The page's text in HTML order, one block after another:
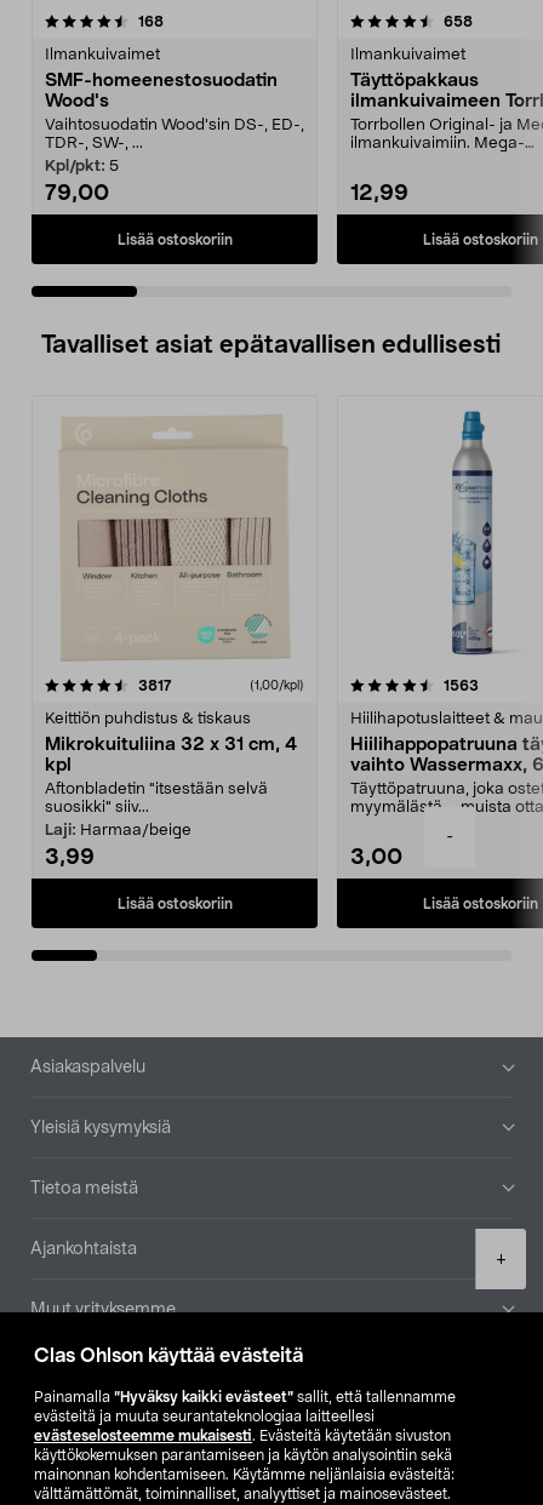
Clas Ohlson käyttää evästeitä
Painamalla ”Hyväksy kaikki evästeet” sallit, että tallennamme
evästeitä ja muuta seurantateknologiaa laitteellesi
evästeselosteemme mukaisesti. Evästeitä käytetään sivuston
käyttökokemuksen parantamiseen ja käytön analysointiin sekä
mainonnan kohdentamiseen. Käytämme neljänlaisia evästeitä:
välttämättömät, toiminnalliset, analyyttiset ja mainosevästeet.
-
+
168arvostelut
Ilmankuivaimet
SMF-homeenestosuodatin
Wood's
Vaihtosuodatin Wood'sin DS-, ED-,
TDR-, SW-, ...
Kpl/pkt: 5
79,00
Lisää ostoskoriin
4.5 viidestä
658arvostelut
Ilmankuivaimet
Täyttöpakkaus
ilmankuivaimeen
4 kpl
Torrbollen Original- ja
ilmankuivaimiin. Mega-
12,99
Lisää ostoskoriin
4.5 viidestä
Tavalliset asiat epätavallisen edullisesti
3817arvostelut (1,00/kpl)
Keittiön puhdistus & tiskaus
Mikrokuituliina 32 x 31 cm, 4
kpl
Aftonbladetin "itsestään selvä
suosikki" siiv...
Laji: Harmaa/beige
3,99
Lisää ostoskoriin
4.5viidestä
1563
Hiilihapotuslaitteet &
Hiilihappopatruuna
vaihto Wassermaxx,
Täyttöpatruuna, joka
myymälästä – muista
3,00
Lisää ostoskoriin
4.5viidestä
Alatunniste
Asiakaspalvelu
Yleisiä kysymyksiä
Tietoa meistä
Ajankohtaista
Muut yrityksemme
Etsi myymälä
SE NO FI
FI SV